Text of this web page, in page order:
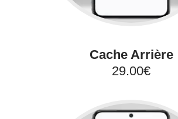
Cache Arrière
29.00€